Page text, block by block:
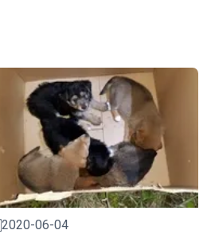
2020-06-04